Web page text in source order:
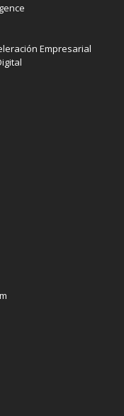
Empresarial